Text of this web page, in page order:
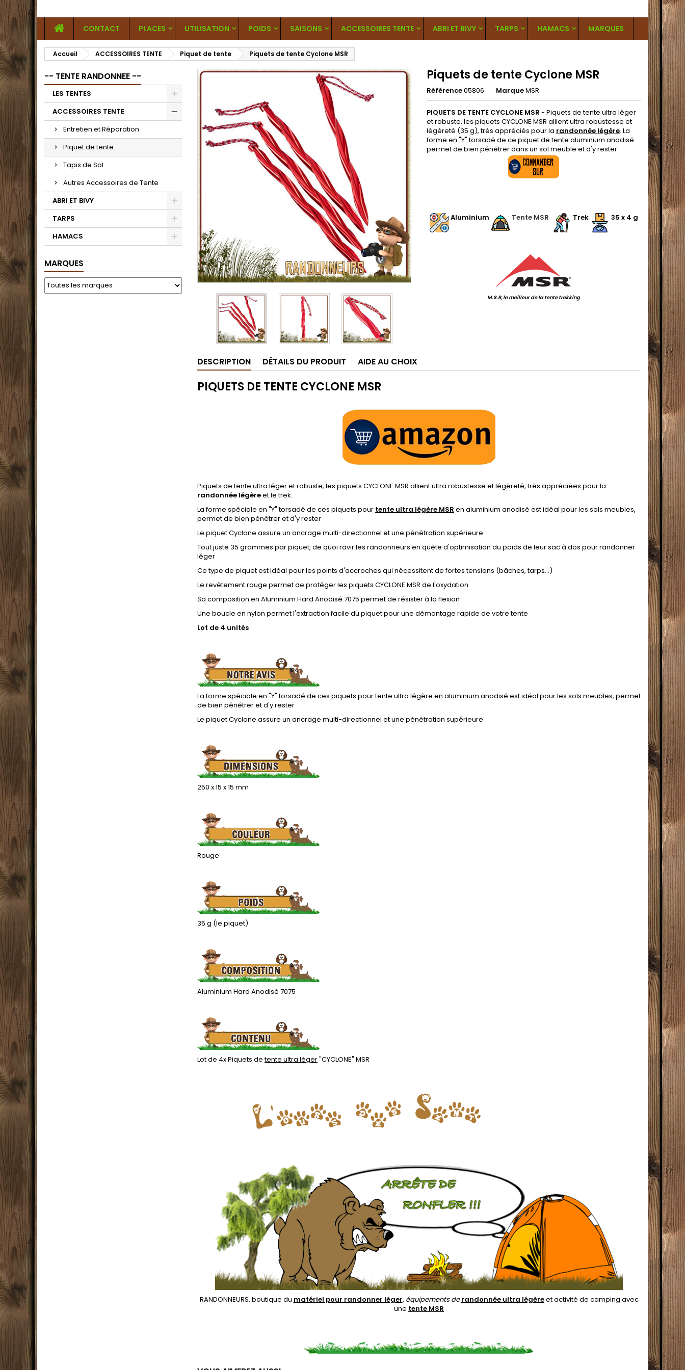
CONTACT PLACES UTILISATION POIDS SAISONS ACCESSOIRES TENTE ABRI ET BIVY TARPS HAMACS MARQUES
Accueil ACCESSOIRES TENTE Piquet de tente Piquets de tente Cyclone MSR
-- TENTE RANDONNEE --
LES TENTES
ACCESSOIRES TENTE
Entretien et Réparation
Piquet de tente
Tapis de Sol
Autres Accessoires de Tente
ABRI ET BIVY
TARPS
HAMACS
MARQUES
Piquets de tente Cyclone MSR
Référence05806 MarqueMSR
PIQUETS DE TENTE CYCLONE MSR - Piquets de tente ultra léger
et robuste, les piquets CYCLONE MSR allient ultra robustesse et
légèreté (35 g), très appréciés pour la randonnée légère. La
forme en "Y" torsadé de ce piquet de tente aluminium anodisé
permet de bien pénétrer dans un sol meuble et d'y rester
.Aluminium Tente MSR Trek. 35 x 4 g
M.S.R, le meilleur de la tente trekking
DESCRIPTION DÉTAILS DU PRODUIT AIDE AU CHOIX
PIQUETS DE TENTE CYCLONE MSR
.
Piquets de tente ultra léger et robuste, les piquets CYCLONE MSR allient ultra robustesse et légèreté, très appréciées pour la
randonnée légèreet le trek.
La forme spéciale en "Y" torsadé de ces piquets pour tente ultra légère MSR en aluminium anodisé est idéal pour les sols meubles,
permet de bien pénétrer et d'y rester
Le piquet Cyclone assure un ancrage multi-directionnel et une pénétration supérieure
Tout juste 35 grammes par piquet, de quoi ravir les randonneurs en quête d'optimisation du poids de leur sac à dos pour randonner
léger
Ce type de piquet est idéal pour les points d'accroches qui nécessitent de fortes tensions (bâches, tarps...)
Le revêtement rouge permet de protéger les piquets CYCLONE MSR de l'oxydation
Sa composition en Aluminium Hard Anodisé 7075 permet de résister à la flexion
Une boucle en nylon permet l'extraction facile du piquet pour une démontage rapide de votre tente
Lot de 4 unités
.
La forme spéciale en "Y" torsadé de ces piquets pour tente ultra légère en aluminium anodisé est idéal pour les sols meubles, permet
de bien pénétrer et d'y rester
Le piquet Cyclone assure un ancrage multi-directionnel et une pénétration supérieure
.
250 x 15 x 15 mm
.
Rouge
.
35 g (le piquet)
.
Aluminium Hard Anodisé 7075
.
Lot de 4x Piquets detente ultra léger"CYCLONE" MSR
.
RANDONNEURS, boutique du matériel pour randonner léger, équipements derandonnée ultra légèreet activité de camping avec
une tente MSR